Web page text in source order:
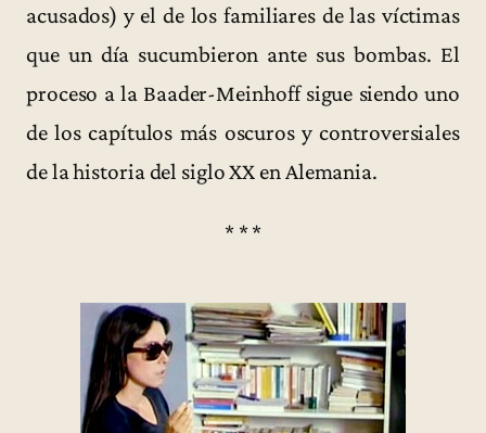
acusados) y el de los familiares de las víctimas
que un día sucumbieron ante sus bombas. El
proceso a la Baader-Meinhoff sigue siendo uno
de los capítulos más oscuros y controversiales
de la historia del siglo XX en Alemania.
* * *